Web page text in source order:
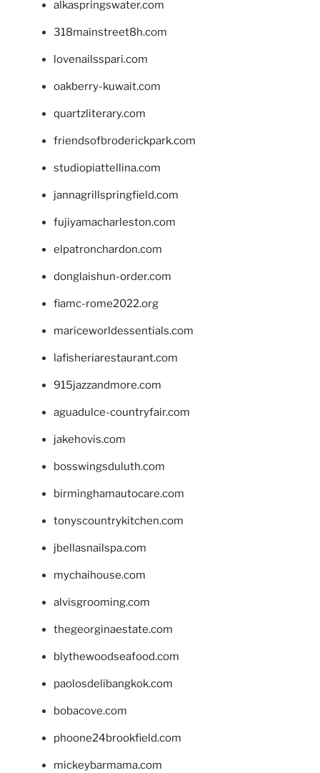
alkaspringswater.com
318mainstreet8h.com
lovenailsspari.com
oakberry-kuwait.com
quartzliterary.com
friendsofbroderickpark.com
studiopiattellina.com
jannagrillspringfield.com
fujiyamacharleston.com
elpatronchardon.com
donglaishun-order.com
fiamc-rome2022.org
mariceworldessentials.com
lafisheriarestaurant.com
915jazzandmore.com
aguadulce-countryfair.com
jakehovis.com
bosswingsduluth.com
birminghamautocare.com
tonyscountrykitchen.com
jbellasnailspa.com
mychaihouse.com
alvisgrooming.com
thegeorginaestate.com
blythewoodseafood.com
paolosdelibangkok.com
bobacove.com
phoone24brookfield.com
mickeybarmama.com